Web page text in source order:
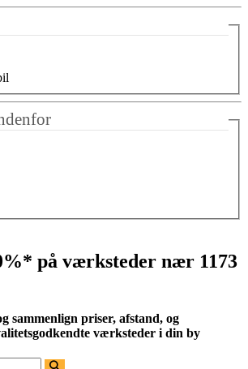
på værksteder nær 1173
sammenlign priser, afstand, og
værksteder i din by